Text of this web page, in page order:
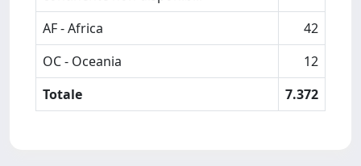
AF - Africa
42
OC - Oceania
12
Totale
7.372